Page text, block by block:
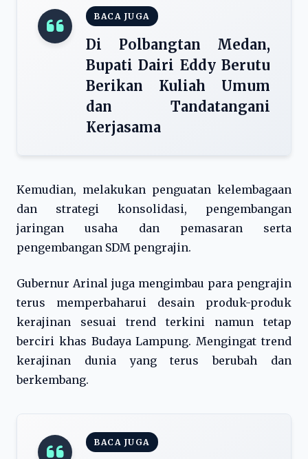
BACA JUGA
Di Polbangtan Medan,
Bupati Dairi Eddy Berutu
Berikan Kuliah Umum
dan Tandatangani
Kerjasama
Kemudian, melakukan penguatan kelembagaan
dan strategi konsolidasi, pengembangan
jaringan usaha dan pemasaran serta
pengembangan SDM pengrajin.
Gubernur Arinal juga mengimbau para pengrajin
terus memperbaharui desain produk-produk
kerajinan sesuai trend terkini namun tetap
berciri khas Budaya Lampung. Mengingat trend
kerajinan dunia yang terus berubah dan
berkembang.
BACA JUGA